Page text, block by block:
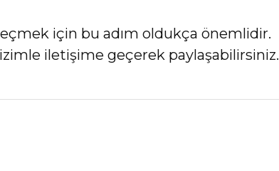
için bu adım oldukça önemlidir.
iletişime geçerek paylaşabilirsiniz.